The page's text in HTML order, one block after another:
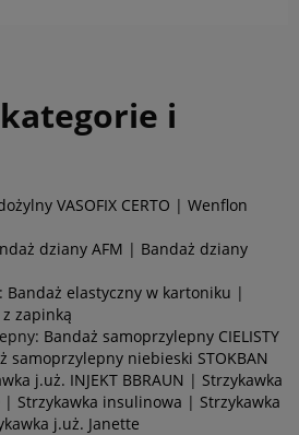
i
VASOFIX CERTO | Wenflon
dziany AFM | Bandaż dziany
Bandaż elastyczny w kartoniku |
zapinką
Bandaż samoprzylepny CIELISTY
samoprzylepny niebieski STOKBAN
j.uż. INJEKT BBRAUN | Strzykawka
| Strzykawka insulinowa | Strzykawka
j.uż. Janette